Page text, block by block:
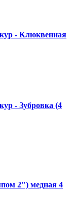
- Клюквенная
- Зубровка (4
2") медная 4